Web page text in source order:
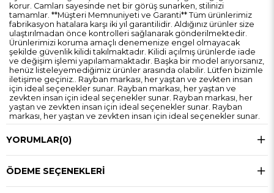
korur. Camları sayesinde net bir görüş sunarken, stilinizi
tamamlar. **Müşteri Memnuniyeti ve Garanti** Tüm ürünlerimiz
fabrikasyon hatalara karşı iki yıl garantilidir. Aldığınız ürünler size
ulaştırılmadan önce kontrolleri sağlanarak gönderilmektedir.
Ürünlerimizi koruma amaçlı denemenize engel olmayacak
şekilde güvenlik kilidi takılmaktadır. Kilidi açılmış ürünlerde iade
ve değişim işlemi yapılamamaktadır. Başka bir model arıyorsanız,
henüz listeleyemediğimiz ürünler arasında olabilir. Lütfen bizimle
iletişime geçiniz.. Rayban markası, her yaştan ve zevkten insan
için ideal seçenekler sunar. Rayban markası, her yaştan ve
zevkten insan için ideal seçenekler sunar. Rayban markası, her
yaştan ve zevkten insan için ideal seçenekler sunar. Rayban
markası, her yaştan ve zevkten insan için ideal seçenekler sunar.
YORUMLAR(0)
ÖDEME SEÇENEKLERI